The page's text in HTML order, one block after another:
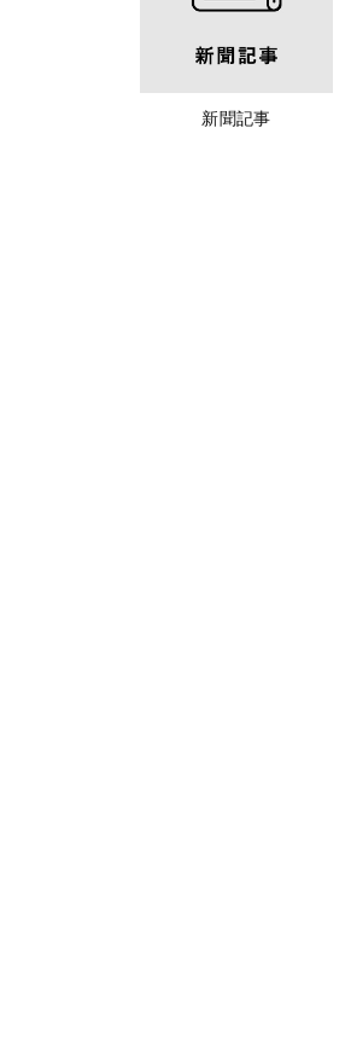
新聞記事